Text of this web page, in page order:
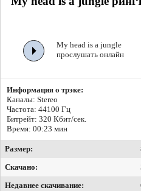
My head is a jungle
прослушать онлайн
Информация о трэке:
Каналы: Stereo
Частота: 44100 Гц
Битрейт: 320 Кбит/сек.
Время: 00:23 мин
Размер:
Скачано:
Недавнее скачивание: